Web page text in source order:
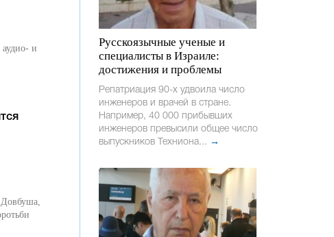
и
Русскоязычные ученые и
специалисты в Израиле:
достижения и проблемы
Репатриация 90-х удвоила число
инженеров и врачей в стране.
Например, 40 000 прибывших
инженеров превысили общее число
выпускников Техниона... →